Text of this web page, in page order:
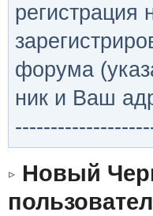
форума
ник и Ваш
Новый